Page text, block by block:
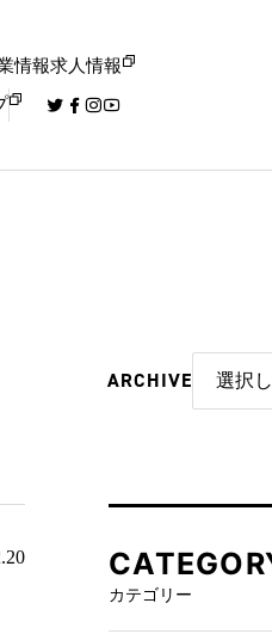
情報求人情報
ARCHIVE
カテゴリー